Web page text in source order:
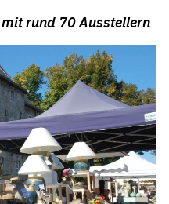
rund 70 Ausstellern